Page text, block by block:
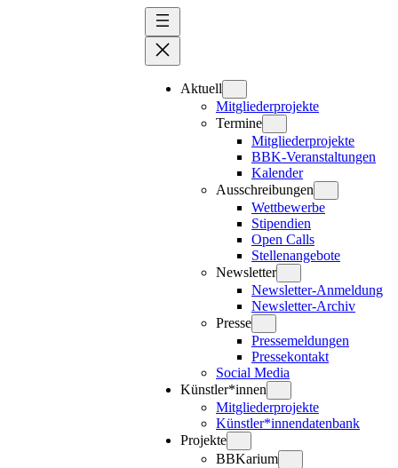
Aktuell
Mitgliederprojekte
Termine
Mitgliederprojekte
BBK-Veranstaltungen
Kalender
Ausschreibungen
Wettbewerbe
Stipendien
Open Calls
Stellenangebote
Newsletter
Newsletter-Anmeldung
Newsletter-Archiv
Presse
Pressemeldungen
Pressekontakt
Social Media
Künstler*innen
Mitgliederprojekte
Künstler*innendatenbank
Projekte
BBKarium